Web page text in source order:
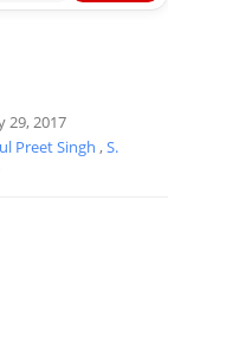
29, 2017
Preet Singh ,S.